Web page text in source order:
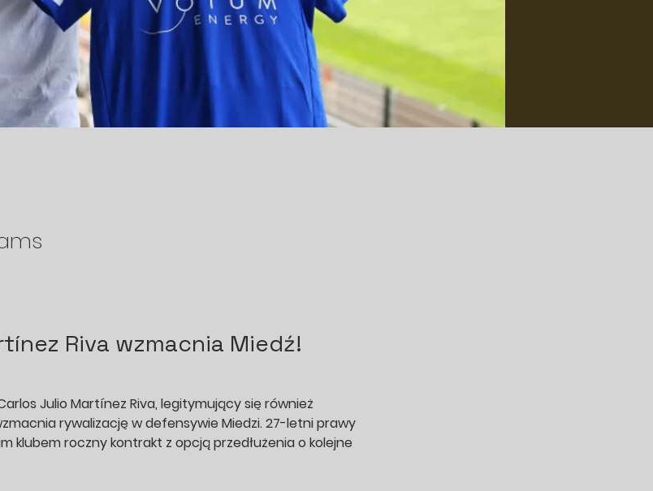
Julio Martínez Riva, legitymujący się również
rywalizację w defensywie Miedzi. 27-letni prawy
klubem roczny kontrakt z opcją przedłużenia o kolejne